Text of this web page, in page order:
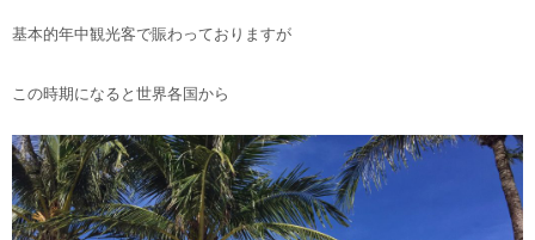
基本的年中観光客で賑わっておりますが
この時期になると世界各国から